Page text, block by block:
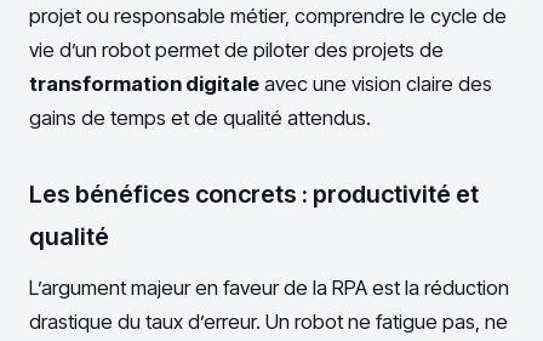
projet ou responsable métier, comprendre le cycle de
vie d’un robot permet de piloter des projets de
transformation digitale avec une vision claire des
gains de temps et de qualité attendus.
Les bénéfices concrets : productivité et
qualité
L’argument majeur en faveur de la RPA est la réduction
drastique du taux d’erreur. Un robot ne fatigue pas, ne